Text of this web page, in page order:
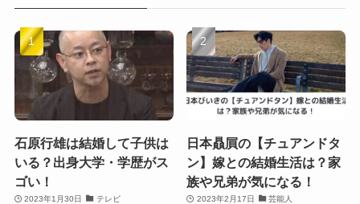
石原行雄は結婚して子供は
いる？出身大学・学歴がス
ゴい！
2023年1月30日 テレビ
日本贔屓の【チュアンドタ
ン】嫁との結婚生活は？家
族や兄弟が気になる！
2023年2月17日 芸能人